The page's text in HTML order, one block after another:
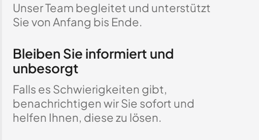
Unser Team begleitet und unterstützt
Sie von Anfang bis Ende.
Bleiben Sie informiert und
unbesorgt
Falls es Schwierigkeiten gibt,
benachrichtigen wir Sie sofort und
helfen Ihnen, diese zu lösen.